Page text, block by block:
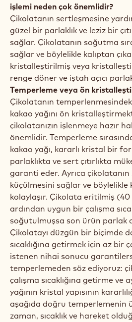
işlemi neden çok önemlidir?
Çikolatanın sertleşmesine
güzel bir parlaklık ve leziz bir
sağlar. Çikolatanın soğutma
sağlar ve böylelikle kalıptan
kristalleştirilmiş veya
renge döner ve iştah açıcı
Temperleme veya ön
Çikolatanın
kakao yağını ön
çikolatanızın işlenmeye hazır
önemlidir. Temperleme
kakao yağı, kararlı kristal bir
parlaklıkta ve sert çıtırlıkta
garanti eder. Ayrıca çikolatanın
küçülmesini sağlar ve böylelikle
kolaylaşır. Çikolata eritilmiş (40
ardından uygun bir çalışma
soğutulmuşsa son ürün parlak
Çikolatayı düzgün bir biçimde
sıcaklığına getirmek için az bir
istenen nihai sonucu
temperlemeden söz ediyoruz:
çalışma sıcaklığına getirme ve
yağının kristal yapısının
aşağıda doğru temperlemenin
zaman, sıcaklık ve hareket